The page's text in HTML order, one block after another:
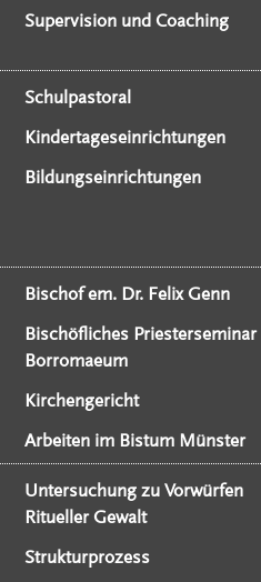
Supervision und Coaching
Schulpastoral
Kindertageseinrichtungen
Bildungseinrichtungen
Bischof em. Dr. Felix Genn
Bischöfliches Priesterseminar
Borromaeum
Kirchengericht
Arbeiten im Bistum Münster
Untersuchung zu Vorwürfen
Ritueller Gewalt
Strukturprozess